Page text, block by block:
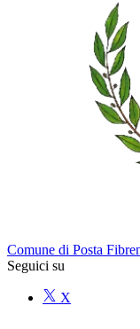
Comune di Posta
Seguici su
X